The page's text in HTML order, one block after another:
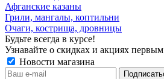
Афганские казаны
Грили, мангалы, коптильни
Очаги, кострища, дровницы
Будьте всегда в курсе!
Узнавайте о скидках и акциях первым
Новости магазина